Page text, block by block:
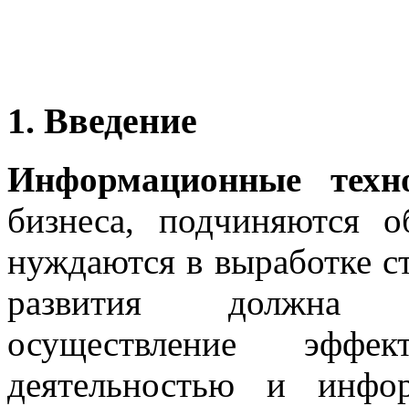
1. Введение
Информационные
бизнеса, подчиняются
нуждаются в выработке
развития должна
осуществление
деятельностью и